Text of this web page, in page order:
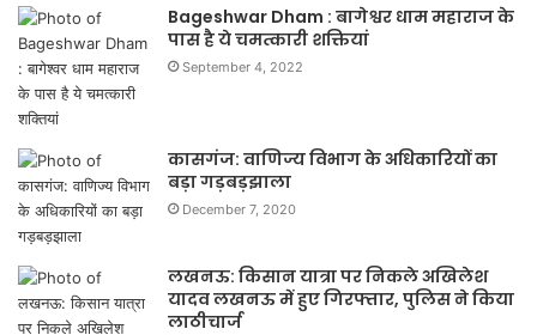
Bageshwar Dham : बागेश्वर धाम महाराज के
पास है ये चमत्कारी शक्तियां
September 4, 2022
कासगंज: वाणिज्य विभाग के अधिकारियों का
बड़ा गड़बड़झाला
December 7, 2020
लखनऊ: किसान यात्रा पर निकले अखिलेश
यादव लखनऊ में हुए गिरफ्तार, पुलिस ने किया
लाठीचार्ज